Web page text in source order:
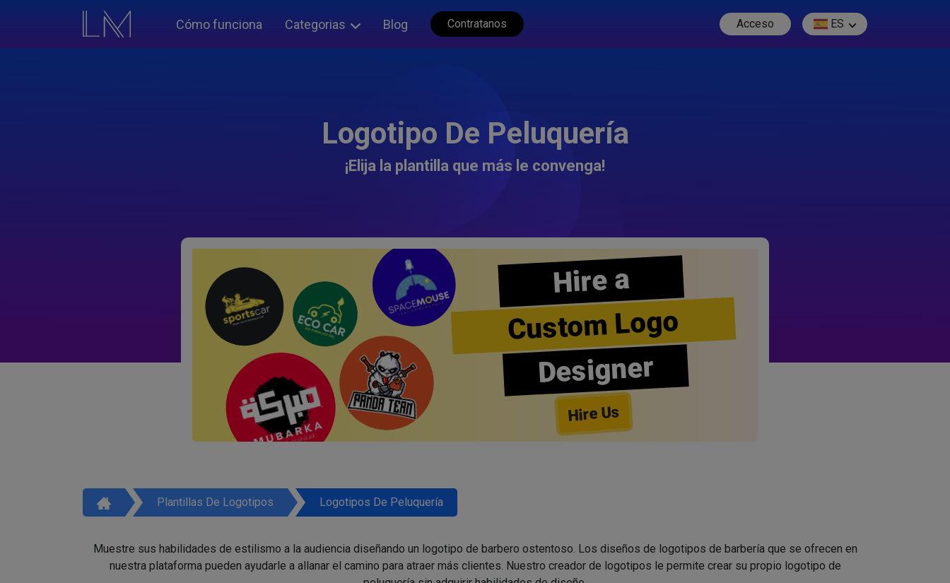
Cómo funciona Categorias Blog Contratanos Acceso ES
Logotipo De Peluquería
¡Elija la plantilla que más le convenga!
Hire a
Custom Logo
Designer
Hire Us
Plantillas De Logotipos Logotipos De Peluquería
Muestre sus habilidades de estilismo a la audiencia diseñando un logotipo de barbero ostentoso. Los diseños de logotipos de barbería que se ofrecen en
nuestra plataforma pueden ayudarle a allanar el camino para atraer más clientes. Nuestro creador de logotipos le permite crear su propio logotipo de